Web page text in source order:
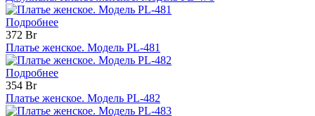
Подробнее
372 Br
Платье женское. Модель PL-481
Подробнее
354 Br
Платье женское. Модель PL-482